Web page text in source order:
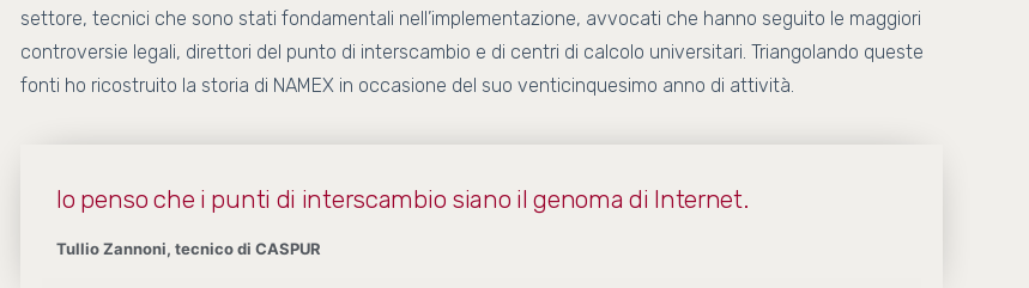
settore, tecnici che sono stati fondamentali nell’implementazione, avvocati che hanno seguito le maggiori
controversie legali, direttori del punto di interscambio e di centri di calcolo universitari. Triangolando queste
fonti ho ricostruito la storia di NAMEX in occasione del suo venticinquesimo anno di attività.
Io penso che i punti di interscambio siano il genoma di Internet.
Tullio Zannoni, tecnico di CASPUR